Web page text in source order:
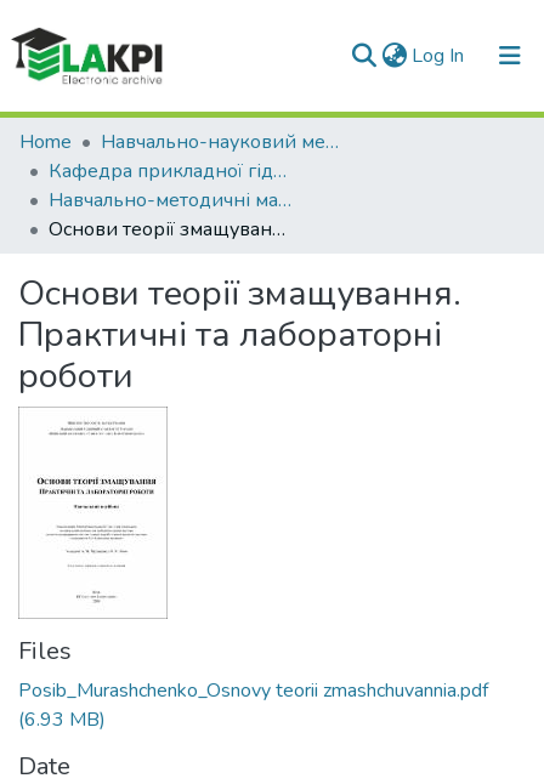
Log In (current)
Communities & Collections
All of DSpace
Statistics
Home
Навчально-науковий механіко-машинобудівний інститут (НН ММІ)
Кафедра прикладної гідроаеромеханіки і механотроніки (ПГМ)
Навчально-методичні матеріали (ПГМ)
Основи теорії змащування. Практичні та лабораторні роботи
Основи теорії змащування.
Практичні та лабораторні
роботи
Files
Posib_Murashchenko_Osnovy teorii zmashchuvannia.pdf
(6.93 MB)
Date